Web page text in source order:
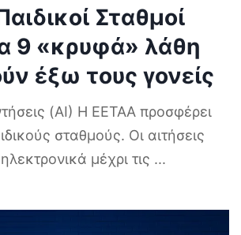
Σταθμοί
9 «κρυφά» λάθη
έξω τους γονείς
(AI) Η ΕΕΤΑΑ προσφέρει
σταθμούς. Οι αιτήσεις
μέχρι τις ...